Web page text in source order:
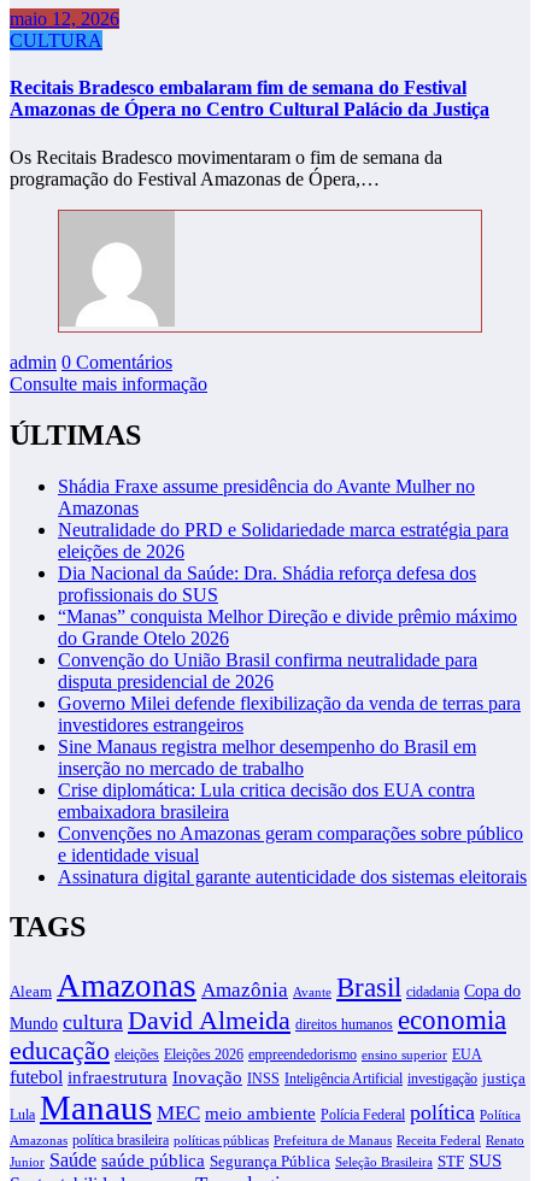
maio 12, 2026
CULTURA
Recitais Bradesco embalaram fim de semana do Festival
Amazonas de Ópera no Centro Cultural Palácio da Justiça
Os Recitais Bradesco movimentaram o fim de semana da
programação do Festival Amazonas de Ópera,…
admin 0 Comentários
Consulte mais informação
ÚLTIMAS
Shádia Fraxe assume presidência do Avante Mulher no
Amazonas
Neutralidade do PRD e Solidariedade marca estratégia para
eleições de 2026
Dia Nacional da Saúde: Dra. Shádia reforça defesa dos
profissionais do SUS
“Manas” conquista Melhor Direção e divide prêmio máximo
do Grande Otelo 2026
Convenção do União Brasil confirma neutralidade para
disputa presidencial de 2026
Governo Milei defende flexibilização da venda de terras para
investidores estrangeiros
Sine Manaus registra melhor desempenho do Brasil em
inserção no mercado de trabalho
Crise diplomática: Lula critica decisão dos EUA contra
embaixadora brasileira
Convenções no Amazonas geram comparações sobre público
e identidade visual
Assinatura digital garante autenticidade dos sistemas eleitorais
TAGS
Aleam Amazonas Amazônia Avante Brasil cidadania Copa do
Mundo cultura David Almeida direitos humanos economia
educação eleições Eleições 2026 empreendedorismo ensino superior EUA
futebol infraestrutura Inovação INSS Inteligência Artificial investigação justiça
Lula Manaus MEC meio ambiente Polícia Federal política Política
Amazonas política brasileira políticas públicas Prefeitura de Manaus Receita Federal Renato
Junior Saúde saúde pública Segurança Pública Seleção Brasileira STF SUS